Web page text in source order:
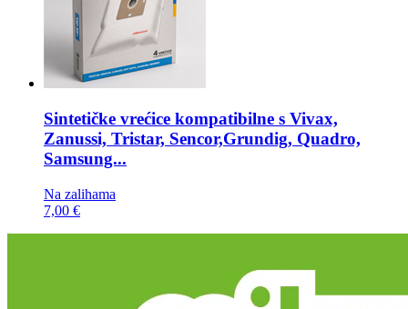
Sintetičke vrećice kompatibilne s Vivax,
Zanussi, Tristar, Sencor,Grundig, Quadro,
Samsung...
Na zalihama
7,00 €